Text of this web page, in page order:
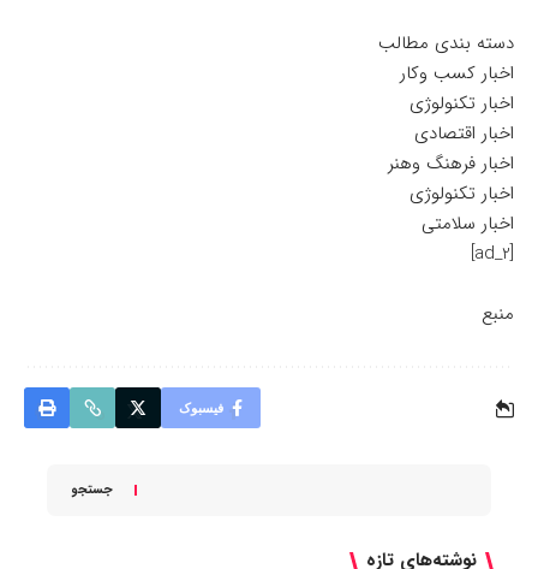
دسته بندی مطالب
اخبار کسب وکار
اخبار تکنولوژی
اخبار اقتصادی
اخبار فرهنگ وهنر
اخبار تکنولوژی
اخبار سلامتی
[ad_2]
منبع
فیسبوک
جستجو
نوشته‌های تازه